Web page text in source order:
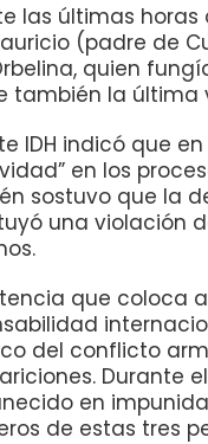
las últimas
(padre de
quien
también la última
IDH indicó que
en los
sostuvo que la
una violación
que coloca
del conflicto
Durante
en
de estas tres